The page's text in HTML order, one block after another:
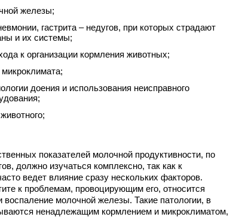
железы;
гастрита – недугов, при которых страдают
и их системы;
к организации кормления животных;
доения и использования неисправного
показателей молочной продуктивности, по
должно изучаться комплексно, так как к
ведет влияние сразу нескольких факторов.
к проблемам, провоцирующим его, относится
воспаление молочной железы. Такие патологии, в
ненадлежащим кормлением и микроклиматом,